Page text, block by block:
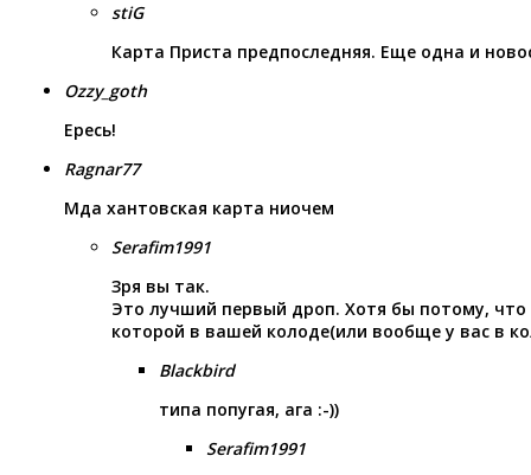
stiG
Карта Приста предпоследняя. Еще одна и
Ozzy_goth
Ересь!
Ragnar77
Мда хантовская карта ниочем
Serafim1991
Зря вы так.
Это лучший первый дроп. Хотя бы потому, что
которой в вашей колоде(или вообще у вас в
Blackbird
типа попугая, ага :-))
Serafim1991